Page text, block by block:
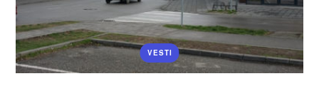
VESTI